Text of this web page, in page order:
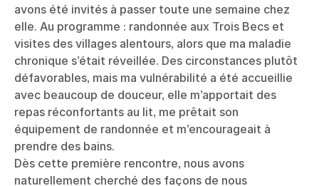
avons été invités à passer toute une semaine chez
elle. Au programme : randonnée aux Trois Becs et
visites des villages alentours, alors que ma maladie
chronique s’était réveillée. Des circonstances plutôt
défavorables, mais ma vulnérabilité a été accueillie
avec beaucoup de douceur, elle m’apportait des
repas réconfortants au lit, me prêtait son
équipement de randonnée et m’encourageait à
prendre des bains.
Dès cette première rencontre, nous avons
naturellement cherché des façons de nous